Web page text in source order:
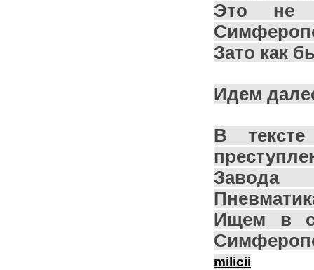
Это не
Зато как
Идем
В тексте
Завода
Ищем в
milicii